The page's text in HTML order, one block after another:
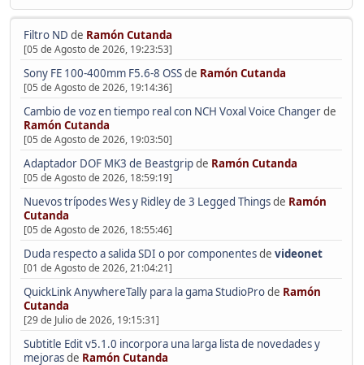
Filtro ND de Ramón Cutanda
[05 de Agosto de 2026, 19:23:53]
Sony FE 100-400mm F5.6-8 OSSde Ramón Cutanda
[05 de Agosto de 2026, 19:14:36]
Cambio de voz en tiempo real con NCH Voxal Voice Changerde
Ramón Cutanda
[05 de Agosto de 2026, 19:03:50]
Adaptador DOF MK3 de Beastgripde Ramón Cutanda
[05 de Agosto de 2026, 18:59:19]
Nuevos trípodes Wes y Ridley de 3 Legged Thingsde Ramón
Cutanda
[05 de Agosto de 2026, 18:55:46]
Duda respecto a salida SDI o por componentesde videonet
[01 de Agosto de 2026, 21:04:21]
QuickLink AnywhereTally para la gama StudioProde Ramón
Cutanda
[29 de Julio de 2026, 19:15:31]
Subtitle Edit v5.1.0 incorpora una larga lista de novedades y
mejorasde Ramón Cutanda